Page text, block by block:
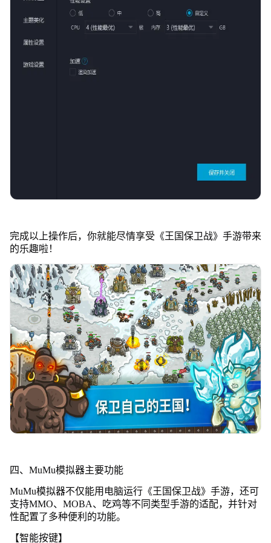
完成以上操作后，你就能尽情享受《王国保卫战》手游带来
的乐趣啦！
四、MuMu模拟器主要功能
MuMu模拟器不仅能用电脑运行《王国保卫战》手游，还可
支持MMO、MOBA、吃鸡等不同类型手游的适配，并针对
性配置了多种便利的功能。
【智能按键】